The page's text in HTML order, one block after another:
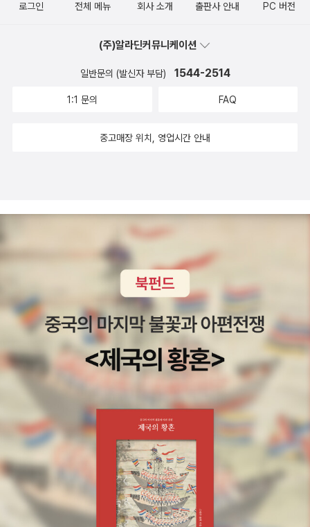
로그인 전체 메뉴 회사 소개 출판사 안내 PC 버전
(주)알라딘커뮤니케이션
일반문의 (발신자 부담) 1544-2514
1:1 문의 FAQ
중고매장 위치, 영업시간 안내